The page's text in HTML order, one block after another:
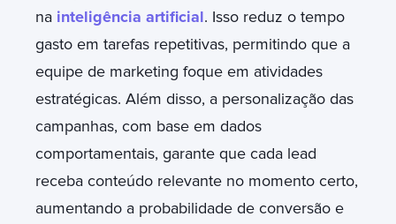
na inteligência artificial. Isso reduz o tempo
gasto em tarefas repetitivas, permitindo que a
equipe de marketing foque em atividades
estratégicas. Além disso, a personalização das
campanhas, com base em dados
comportamentais, garante que cada lead
receba conteúdo relevante no momento certo,
aumentando a probabilidade de conversão e